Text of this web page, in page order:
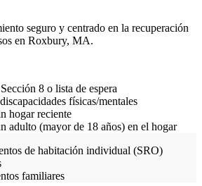
seguro y centrado en la recuperación
en Roxbury, MA.
8 o lista de espera
físicas/mentales
hogar reciente
adulto (mayor de 18 años) en el hogar
de habitación individual (SRO)
familiares